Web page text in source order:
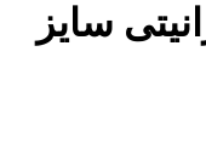
سایز